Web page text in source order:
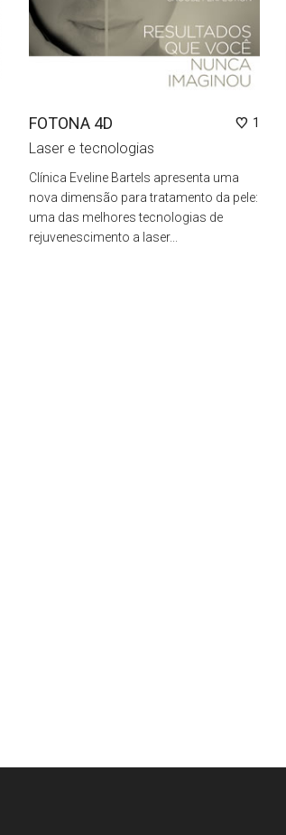
1
FOTONA 4D
Laser e tecnologias
Clínica Eveline Bartels apresenta uma
nova dimensão para tratamento da pele:
uma das melhores tecnologias de
rejuvenescimento a laser...